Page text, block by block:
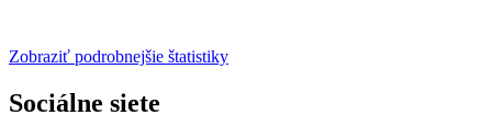
Zobraziť podrobnejšie štatistiky
Sociálne siete